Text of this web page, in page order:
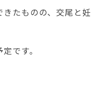
きたものの、交尾と妊
です。